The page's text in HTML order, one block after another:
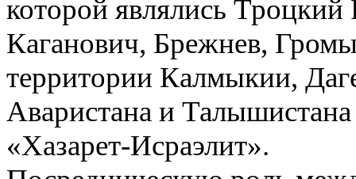
которой являлись
Каганович, Брежнев,
территории Калмыкии,
Аваристана и Талышистана
«Хазарет-Исраэлит».